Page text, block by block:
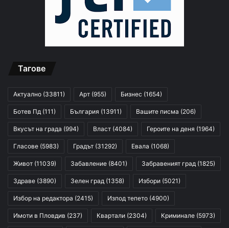
Тагове
Актуално (33811) Арт (955) Бизнес (1654)
Ботев Пд (111) България (13911) Вашите писма (206)
Вкусът на града (994) Власт (4084) Героите на деня (1964)
Гласове (5983) Градът (31292) Евала (1068)
Живот (11039) Забавление (8401) Забравеният град (1825)
Здраве (3890) Зелен град (1358) Избори (5021)
Избор на редактора (2415) Изпод тепето (4900)
Имоти в Пловдив (237) Квартали (2304) Криминале (5973)